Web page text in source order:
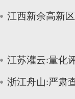
江西新余高新
江苏灌云:量化
浙江舟山:严肃